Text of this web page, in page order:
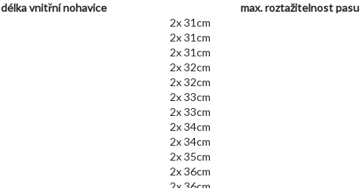
délka vnitřní nohavice
max. roztažitelnost pasu
2x 31cm
2x 31cm
2x 31cm
2x 32cm
2x 32cm
2x 33cm
2x 33cm
2x 34cm
2x 34cm
2x 35cm
2x 36cm